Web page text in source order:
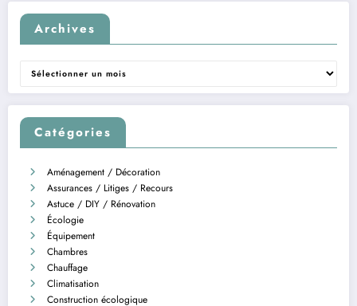
Archives
Archives
Catégories
Aménagement / Décoration
Assurances / Litiges / Recours
Astuce / DIY / Rénovation
Écologie
Équipement
Chambres
Chauffage
Climatisation
Construction écologique